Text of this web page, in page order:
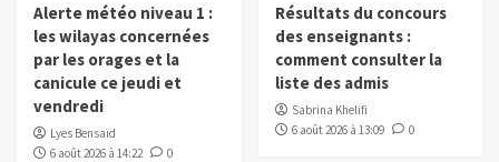
Alerte météo niveau 1 :
les wilayas concernées
par les orages et la
canicule ce jeudi et
vendredi
Lyes Bensaïd
6 août 2026 à 14:22
0
Résultats du concours
des enseignants :
comment consulter la
liste des admis
Sabrina Khelifi
6 août 2026 à 13:09
0